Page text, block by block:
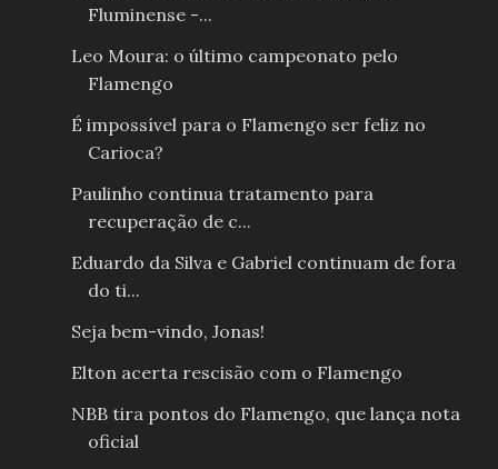
Fluminense -...
Leo Moura: o último campeonato pelo
Flamengo
É impossível para o Flamengo ser feliz no
Carioca?
Paulinho continua tratamento para
recuperação de c...
Eduardo da Silva e Gabriel continuam de fora
do ti...
Seja bem-vindo, Jonas!
Elton acerta rescisão com o Flamengo
NBB tira pontos do Flamengo, que lança nota
oficial